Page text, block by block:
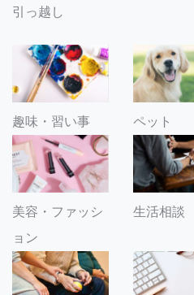
引っ越し
趣味・習い事 ペット
美容・ファッシ
ョン
生活相談